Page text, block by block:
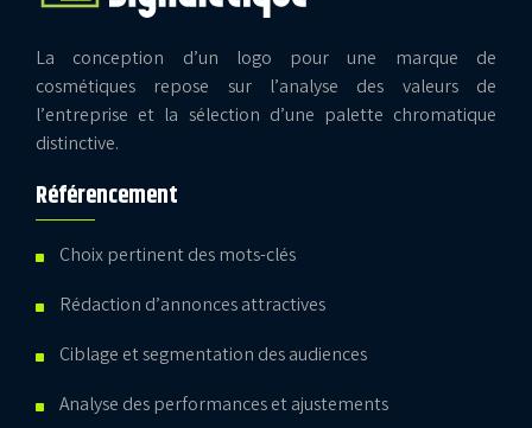
La conception d’un logo pour une marque de
cosmétiques repose sur l’analyse des valeurs de
l’entreprise et la sélection d’une palette chromatique
distinctive.
Référencement
Choix pertinent des mots-clés
Rédaction d’annonces attractives
Ciblage et segmentation des audiences
Analyse des performances et ajustements